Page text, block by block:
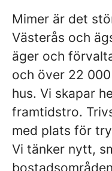
Mimer är det
Västerås och
äger och
och över 22
hus. Vi skapar
framtidstro.
med plats för
Vi tänker nytt,